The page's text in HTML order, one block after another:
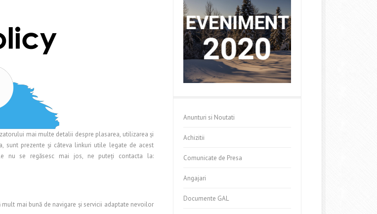
mai multe detalii despre plasarea, utilizarea și
sunt prezente și câteva linkuri utile legate de acest
nu se regăsesc mai jos, ne puteți contacta la:
mai bună de navigare și servicii adaptate nevoilor
Anunturi si Noutati
Achizitii
Comunicate de Presa
Angajari
Documente GAL